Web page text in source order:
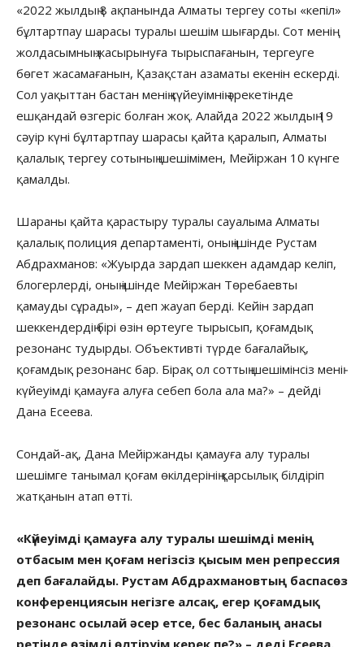
«2022 жылдың 8 ақпанында Алматы тергеу соты «кепіл»
бұлтартпау шарасы туралы шешім шығарды. Сот менің
жолдасымның жасырынуға тырыспағанын, тергеуге
бөгет жасамағанын, Қазақстан азаматы екенін ескерді.
Сол уақыттан бастан менің күйеуімнің әрекетінде
ешқандай өзгеріс болған жоқ. Алайда 2022 жылдың 19
сәуір күні бұлтартпау шарасы қайта қаралып, Алматы
қалалық тергеу сотының шешімімен, Мейіржан 10 күнге
қамалды.
Шараны қайта қарастыру туралы сауалыма Алматы
қалалық полиция департаменті, оның ішінде Рустам
Абдрахманов: «Жуырда зардап шеккен адамдар келіп,
блогерлерді, оның ішінде Мейіржан Төребаевты
қамауды сұрады», – деп жауап берді. Кейін зардап
шеккендердің бірі өзін өртеуге тырысып, қоғамдық
резонанс тудырды. Объективті түрде бағалайық,
қоғамдық резонанс бар. Бірақ ол соттың шешімінсіз менің
күйеуімді қамауға алуға себеп бола ала ма?» – дейді
Дана Есеева.
Сондай-ақ, Дана Мейіржанды қамауға алу туралы
шешімге танымал қоғам өкілдерінің қарсылық білдіріп
жатқанын атап өтті.
«Күйеуімді қамауға алу туралы шешімді менің
отбасым мен қоғам негізсіз қысым мен репрессия
деп бағалайды. Рустам Абдрахмановтың баспасөз
конференциясын негізге алсақ, егер қоғамдық
резонанс осылай әсер етсе, бес баланың анасы
ретінде өзімді өлтіруім керек пе?» – деді Есеева.